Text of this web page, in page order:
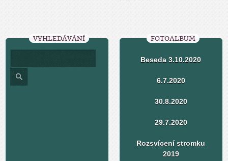
VYHLEDÁVÁNÍ FOTOALBUM
Beseda 3.10.2020
6.7.2020
30.8.2020
29.7.2020
Rozsvícení stromku
2019